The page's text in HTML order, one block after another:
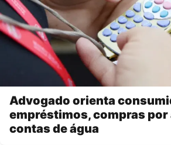
Advogado orienta
empréstimos, compras
contas de água